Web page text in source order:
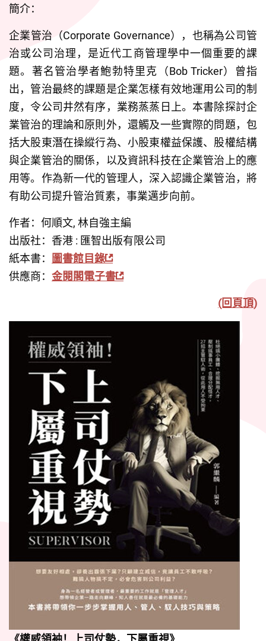
簡介：
企業管治（Corporate Governance），也稱為公司管
治或公司治理，是近代工商管理學中一個重要的課
題。著名管治學者鮑勃特里克（Bob Tricker）曾指
出，管治最終的課題是企業怎樣有效地運用公司的制
度，令公司井然有序，業務蒸蒸日上。本書除探討企
業管治的理論和原則外，還觸及一些實際的問題，包
括大股東潛在操縱行為、小股東權益保護、股權結構
與企業管治的關係，以及資訊科技在企業管治上的應
用等。作為新一代的管理人，深入認識企業管治，將
有助公司提升管治質素，事業邁步向前。
作者：何順文, 林自強主編
出版社：香港 : 匯智出版有限公司
紙本書： 圖書館目錄
供應商： 金閱閣電子書
(回頁頂)